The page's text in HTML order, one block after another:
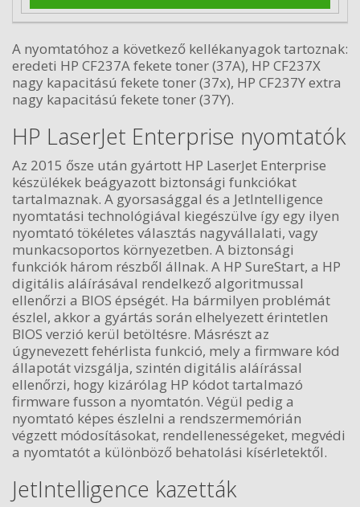
A nyomtatóhoz a következő kellékanyagok tartoznak:
eredeti HP CF237A fekete toner (37A), HP CF237X
nagy kapacitású fekete toner (37x), HP CF237Y extra
nagy kapacitású fekete toner (37Y).
HP LaserJet Enterprise nyomtatók
Az 2015 ősze után gyártott HP LaserJet Enterprise
készülékek beágyazott biztonsági funkciókat
tartalmaznak. A gyorsasággal és a JetIntelligence
nyomtatási technológiával kiegészülve így egy ilyen
nyomtató tökéletes választás nagyvállalati, vagy
munkacsoportos környezetben. A biztonsági
funkciók három részből állnak. A HP SureStart, a HP
digitális aláírásával rendelkező algoritmussal
ellenőrzi a BIOS épségét. Ha bármilyen problémát
észlel, akkor a gyártás során elhelyezett érintetlen
BIOS verzió kerül betöltésre. Másrészt az
úgynevezett fehérlista funkció, mely a firmware kód
állapotát vizsgálja, szintén digitális aláírással
ellenőrzi, hogy kizárólag HP kódot tartalmazó
firmware fusson a nyomtatón. Végül pedig a
nyomtató képes észlelni a rendszermemórián
végzett módosításokat, rendellenességeket, megvédi
a nyomtatót a különböző behatolási kísérletektől.
JetIntelligence kazetták